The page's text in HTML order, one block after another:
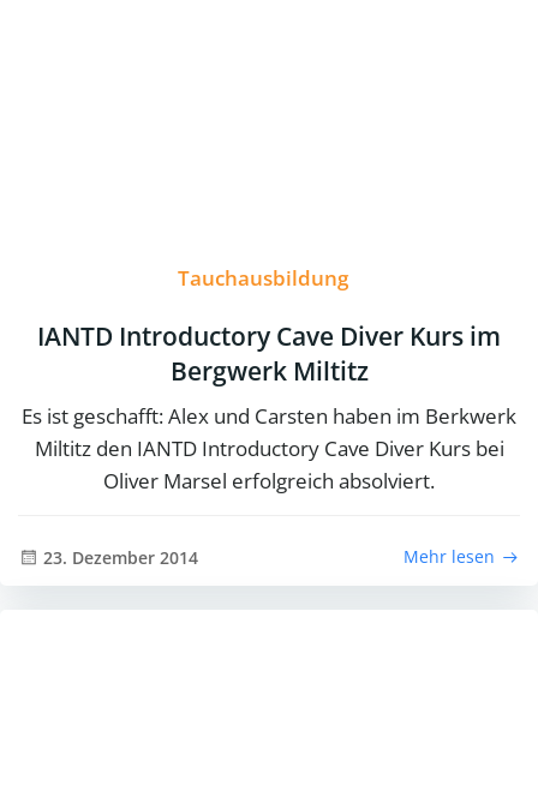
Tauchausbildung
IANTD Introductory Cave Diver Kurs im
Bergwerk Miltitz
Es ist geschafft: Alex und Carsten haben im Berkwerk
Miltitz den IANTD Introductory Cave Diver Kurs bei
Oliver Marsel erfolgreich absolviert.
23. Dezember 2014 Mehr lesen